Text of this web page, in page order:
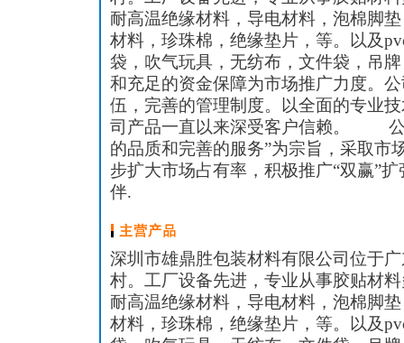
耐高温绝缘材料，导电材料，泡棉脚
材料，珍珠棉，绝缘垫片，等。以及
袋，吹气玩具，无纺布，文件袋，吊
和充足的资金保障为市场推广力度。
伍，完善的管理制度。以全面的专业
司产品一直以来深受客户信赖。 公
的品质和完善的服务”为宗旨，采取市
步扩大市场占有率，积极推广“双赢”
伴.
深圳市雄鼎胜包装材料有限公司位于
村。工厂设备先进，专业从事胶贴材
耐高温绝缘材料，导电材料，泡棉脚
材料，珍珠棉，绝缘垫片，等。以及